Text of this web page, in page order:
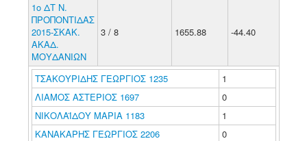
1ο ΔΤ Ν.
ΠΡΟΠΟΝΤΙΔΑΣ
2015-ΣΚΑΚ.
ΑΚΑΔ.
ΜΟΥΔΑΝΙΩΝ
3 / 8 1655.88 -44.40
ΤΣΑΚΟΥΡΙΔΗΣ ΓΕΩΡΓΙΟΣ 1235
1
ΛΙΑΜΟΣ ΑΣΤΕΡΙΟΣ 1697
0
ΝΙΚΟΛΑΪΔΟΥ ΜΑΡΙΑ 1183
1
ΚΑΝΑΚΑΡΗΣ ΓΕΩΡΓΙΟΣ 2206
0